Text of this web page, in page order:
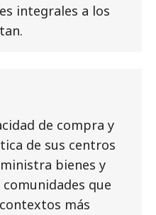
integrales a los
de compra y
de sus centros
bienes y
que
más